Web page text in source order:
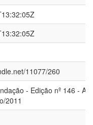
11077/260
- Edição nº 146 -
2011